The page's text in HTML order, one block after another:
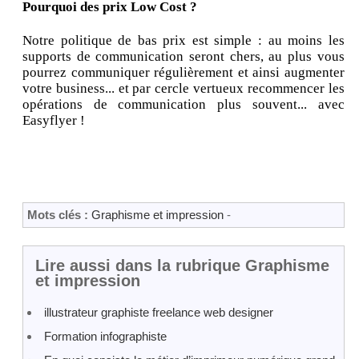
Pourquoi des prix Low Cost ?
Notre politique de bas prix est simple : au moins les
supports de communication seront chers, au plus vous
pourrez communiquer régulièrement et ainsi augmenter
votre business... et par cercle vertueux recommencer les
opérations de communication plus souvent... avec
Easyflyer !
Mots clés : Graphisme et impression -
Lire aussi dans la rubrique Graphisme
et impression
illustrateur graphiste freelance web designer
Formation infographiste